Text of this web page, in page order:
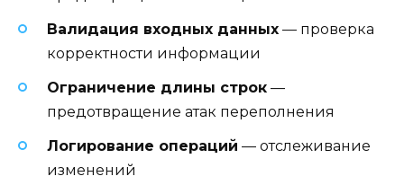
Валидация входных данных — проверка
корректности информации
Ограничение длины строк —
предотвращение атак переполнения
Логирование операций — отслеживание
изменений